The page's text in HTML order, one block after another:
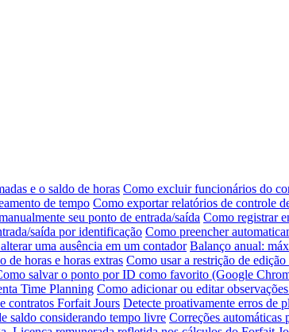
e o saldo de horas Como excluir funcionários do
de tempo Como exportar relatórios de controle
seu ponto de entrada/saída Como registrar
saída por identificação Como preencher
uma ausência em um contador Balanço anual:
de horas e horas extras Como usar a restrição de
salvar o ponto por ID como favorito (Google
Time Planning Como adicionar ou editar
contratos Forfait Jours Detecte proativamente erros de
saldo considerando tempo livre Correções automáticas